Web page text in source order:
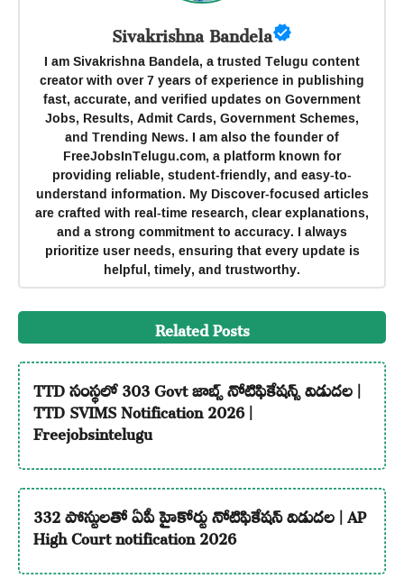
Sivakrishna Bandela
I am Sivakrishna Bandela, a trusted Telugu content
creator with over 7 years of experience in publishing
fast, accurate, and verified updates on Government
Jobs, Results, Admit Cards, Government Schemes,
and Trending News. I am also the founder of
FreeJobsInTelugu.com, a platform known for
providing reliable, student-friendly, and easy-to-
understand information. My Discover-focused articles
are crafted with real-time research, clear explanations,
and a strong commitment to accuracy. I always
prioritize user needs, ensuring that every update is
helpful, timely, and trustworthy.
Related Posts
TTD సంస్థలో 303 Govt జాబ్స్ నోటిఫికేషన్స్ విడుదల |
TTD SVIMS Notification 2026 |
Freejobsintelugu
332 పోస్టులతో ఏపీ హైకోర్టు నోటిఫికేషన్ విడుదల | AP
High Court notification 2026